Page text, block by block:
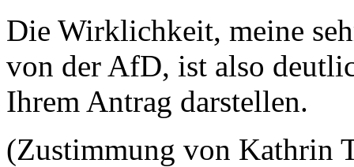
Die Wirklichkeit, meine
von der AfD, ist also
Ihrem Antrag darstellen.
(Zustimmung von Kathrin